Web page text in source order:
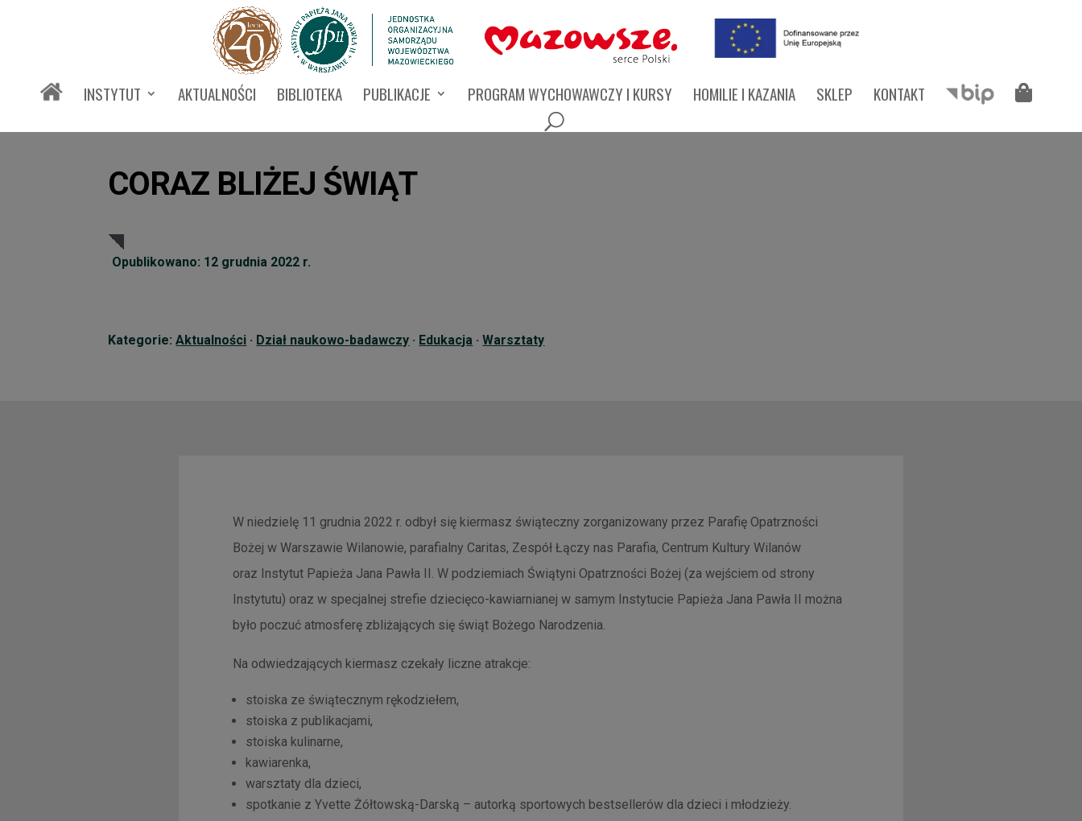
INSTYTUT AKTUALNOŚCI BIBLIOTEKA PUBLIKACJE PROGRAM WYCHOWAWCZY I KURSY HOMILIE I KAZANIA SKLEP KONTAKT
CORAZ BLIŻEJ ŚWIĄT
Opublikowano: 12 grudnia 2022 r.
Kategorie:Aktualności · Dział naukowo-badawczy · Edukacja ·Warsztaty
W niedzielę 11 grudnia 2022 r. odbył się kiermasz świąteczny zorganizowany przez Parafię Opatrzności
Bożej w Warszawie Wilanowie, parafialny Caritas, Zespół Łączy nas Parafia, Centrum Kultury Wilanów
oraz Instytut Papieża Jana Pawła II. W podziemiach Świątyni Opatrzności Bożej (za wejściem od strony
Instytutu) oraz w specjalnej strefie dziecięco-kawiarnianej w samym Instytucie Papieża Jana Pawła II można
było poczuć atmosferę zbliżających się świąt Bożego Narodzenia.
Na odwiedzających kiermasz czekały liczne atrakcje:
stoiska ze świątecznym rękodziełem,
stoiska z publikacjami,
stoiska kulinarne,
kawiarenka,
warsztaty dla dzieci,
spotkanie z Yvette Żółtowską-Darską – autorką sportowych bestsellerów dla dzieci i młodzieży.